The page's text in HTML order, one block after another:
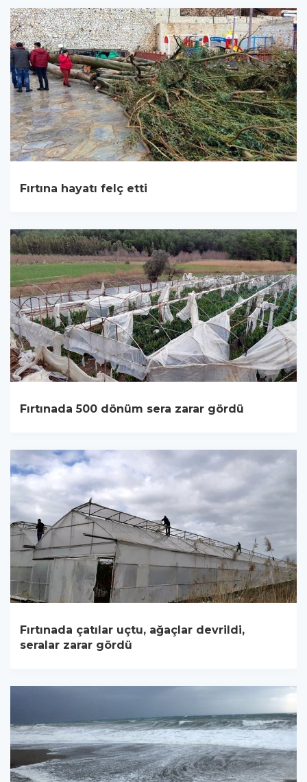
Fırtına hayatı felç etti
Fırtınada 500 dönüm sera zarar gördü
Fırtınada çatılar uçtu, ağaçlar devrildi,
seralar zarar gördü